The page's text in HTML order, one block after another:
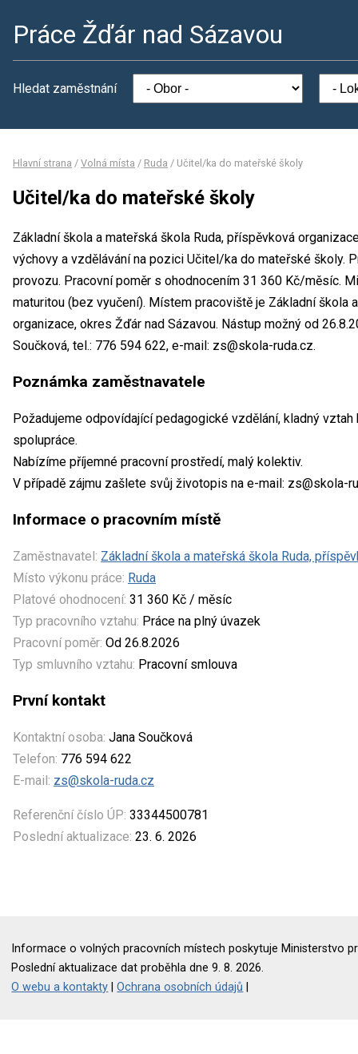
Práce Žďár nad Sázavou
Hledat zaměstnání
Hlavní strana / Volná místa / Ruda / Učitel/ka do mateřské školy
Učitel/ka do mateřské školy
Základní škola a mateřská škola Ruda, příspěvková
výchovy a vzdělávání na pozici Učitel/ka do mateřské školy.
provozu. Pracovní poměr s ohodnocením 31 360 Kč/měsíc.
maturitou (bez vyučení). Místem pracoviště je Základní škola
organizace, okres Žďár nad Sázavou. Nástup možný od
Součková, tel.: 776 594 622, e-mail: zs@skola-ruda.cz.
Poznámka zaměstnavatele
Požadujeme odpovídající pedagogické vzdělání, kladný
spolupráce.
Nabízíme příjemné pracovní prostředí, malý kolektiv.
V případě zájmu zašlete svůj životopis na e-mail: zs@skola-
Informace o pracovním místě
Zaměstnavatel: Základní škola a mateřská škola Ruda,
Místo výkonu práce: Ruda
Platové ohodnocení: 31 360 Kč / měsíc
Typ pracovního vztahu: Práce na plný úvazek
Pracovní poměr: Od 26.8.2026
Typ smluvního vztahu: Pracovní smlouva
První kontakt
Kontaktní osoba: Jana Součková
Telefon: 776 594 622
E-mail: zs@skola-ruda.cz
Referenční číslo ÚP: 33344500781
Poslední aktualizace: 23. 6. 2026
Informace o volných pracovních místech poskytuje Ministerstvo
Poslední aktualizace dat proběhla dne 9. 8. 2026.
O webu a kontakty |Ochrana osobních údajů